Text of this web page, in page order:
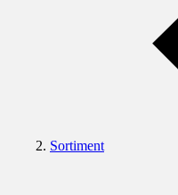
Sortiment